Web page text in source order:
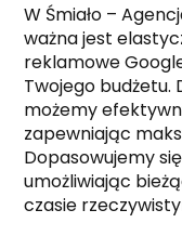
W Śmiało –
ważna jest
reklamowe
Twojego
możemy
zapewniając
Dopasowujemy
umożliwiając
czasie